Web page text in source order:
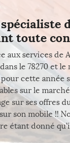
toute
aux services de
le 78270 et
cette année
sur le
sur ses offres
son mobile !!
étant donné